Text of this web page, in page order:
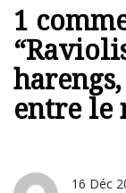
1
“
entre le
16 Déc